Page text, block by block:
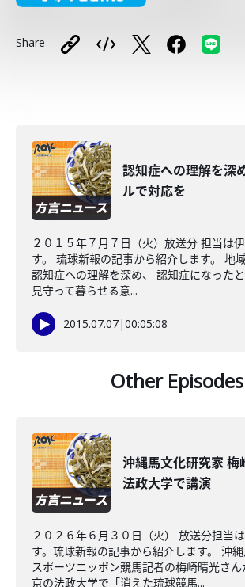
Share
認知症への理解を深
ルで対応を
２０１５年７月７日（火）放送分 担当は
す。 琉球新報の記事から紹介します。 地
認知症への理解を深め、 認知症になった
見守って暮らせる意...
2015.07.07|00:05:08
Other Episodes
沖縄馬文化研究家 梅
法政大学で講演
２０２６年６月３０日（火） 放送分担当
す。琉球新報の記事から紹介します。 沖
スポーツニッポン競馬記者の梅崎晴光さ
京の法政大学で「消えた琉球競馬...